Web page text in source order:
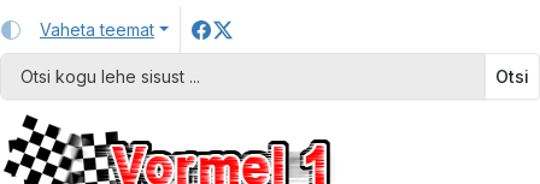
Vaheta teemat
Otsi